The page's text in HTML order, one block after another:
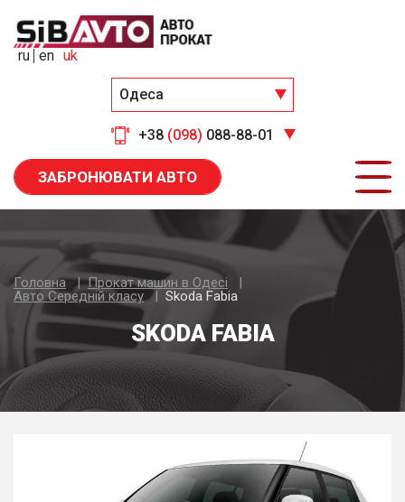
Одеса
+38 (098) 088-88-01
ru en uk
ЗАБРОНЮВАТИ АВТО
Головна
Прокат машин в Одесі
Авто Середнiй класу
Skoda Fabia
SKODA FABIA